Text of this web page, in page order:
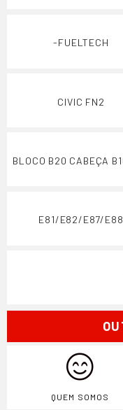
-FUELTECH
CIVIC FN2
BLOCO B20 CABEÇA
E81/E82/E87/E88
QUEM SOMOS